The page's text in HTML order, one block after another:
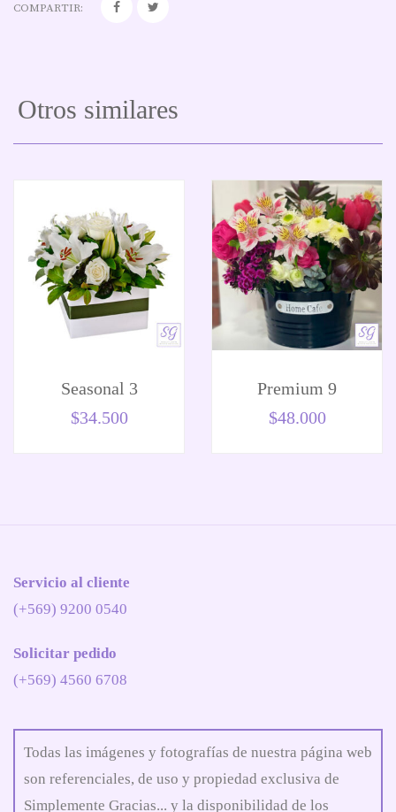
COMPARTIR:
Otros similares
Seasonal 3
$34.500
Premium 9
$48.000
Servicio al cliente
(+569) 9200 0540
Solicitar pedido
(+569) 4560 6708
Todas las imágenes y fotografías de nuestra página web
son referenciales, de uso y propiedad exclusiva de
Simplemente Gracias... y la disponibilidad de los